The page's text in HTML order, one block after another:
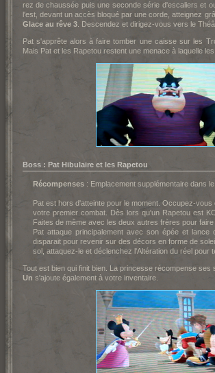
rez de chaussée puis une seconde série d'escaliers et
l'est, devant un accès bloqué par une corde, atteignez
Glace au rêve 3. Descendez et dirigez-vous vers le
Pat s'apprête alors à faire tomber une caisse sur les
Mais Pat et les Rapetou restent une menace à laquelle
Boss : Pat Hibulaire et les Rapetou
Récompenses: Emplacement supplémentaire dans
Pat est hors d'atteinte pour le moment. Occupez-
votre premier combat. Dès lors qu'un Rapetou est
Faites de même avec les deux autres frères pour
Pat attaque principalement avec son épée et
disparait pour revenir sur des décors en forme de
sol, attaquez-le et déclenchez l'Altération du réel pour
Tout est bien qui finit bien. La princesse récompense
Un s'ajoute également à votre inventaire.